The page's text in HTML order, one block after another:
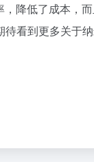
降低了成本，
看到更多关于